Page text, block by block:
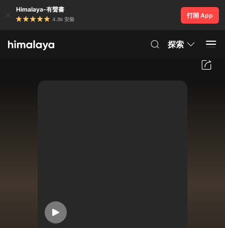
Himalaya-有聲書
4.8k 安裝
打開 App
探索